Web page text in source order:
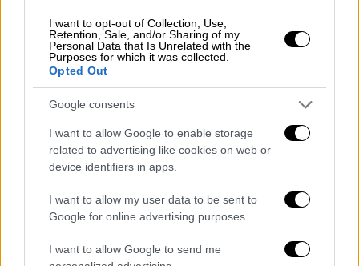
I want to opt-out of Collection, Use,
Retention, Sale, and/or Sharing of my
Personal Data that Is Unrelated with the
Purposes for which it was collected.
Opted Out
Google consents
I want to allow Google to enable storage
related to advertising like cookies on web or
device identifiers in apps.
I want to allow my user data to be sent to
Google for online advertising purposes.
I want to allow Google to send me
λόγια για τον Τούρκο πρόεδρο, με την
ατζέντα των συζητήσεων να περιλαμβάνει
όλα τακαυτά θέματα όπως τα F-35, την άρση
των κυρώσεων του νόμου CAATSA και την
Ήταν σίγουρα μία δίωρη συνάντηση με
πολλούς συμβολισμούς, ωστόσο μένει να
φανεί αν το θερμό κλίμα θα αποτυπωθεί και
σε κάτι απτό για την Άγκυρα. Πρόκειται για
του Κογκρέσου επιχειρούν να μπλοκάρουν